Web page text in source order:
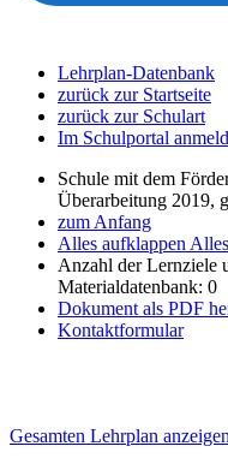
Lehrplan-Datenbank
zurück zur Startseite
zurück zur Schulart
Im Schulportal
Schule mit dem
Überarbeitung 2019,
zum Anfang
Alles aufklappen
Anzahl der Lernziele
Materialdatenbank: 0
Dokument als PDF
Kontaktformular
Gesamten Lehrplan anzeigen